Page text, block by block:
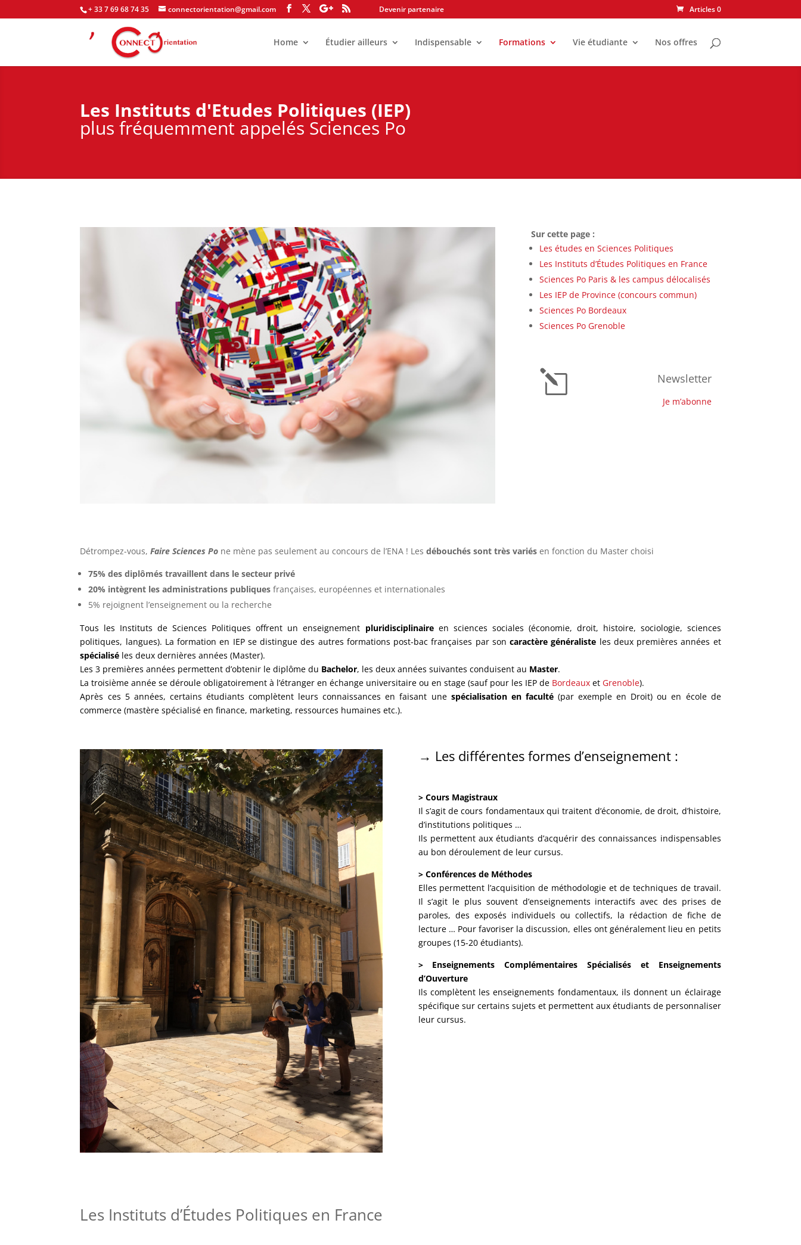
+ 33 7 69 68 74 35 connectorientation@gmail.com Devenir partenaire Articles 0
Home Étudier ailleurs Indispensable Formations Vie étudiante Nos offres
Les Instituts d'Etudes Politiques (IEP)
plus fréquemment appelés Sciences Po
Sur cette page :
Les études en Sciences Politiques
Les Instituts d’Études Politiques en France
Sciences Po Paris & les campus délocalisés
Les IEP de Province (concours commun)
Sciences Po Bordeaux
Sciences Po Grenoble
l Newsletter
Je m’abonne
Détrompez-vous,Faire Sciences Po ne mène pas seulement au concours de l’ENA ! Lesdébouchés sont très variés en fonction du Master choisi
75% des diplômés travaillent dans le secteur privé
20% intègrent les administrations publiques françaises, européennes et internationales
5% rejoignent l’enseignement ou la recherche
Tous les Instituts de Sciences Politiques offrent un enseignement pluridisciplinaireen sciences sociales (économie, droit, histoire, sociologie, sciences
politiques, langues). La formation en IEP se distingue des autres formations post-bac françaises par soncaractère généraliste les deux premières années et
spécialisé les deux dernières années (Master).
Les 3 premières années permettent d’obtenir le diplôme du Bachelor, les deux années suivantes conduisent au Master.
La troisième année se déroule obligatoirement à l’étranger en échange universitaire ou en stage (sauf pour les IEP de Bordeaux et Grenoble).
Après ces 5 années, certains étudiants complètent leurs connaissances en faisant une spécialisation en faculté (par exemple en Droit) ou en école de
commerce (mastère spécialisé en finance, marketing, ressources humaines etc.).
→ Les différentes formes d’enseignement :
> Cours Magistraux
Il s’agit de cours fondamentaux qui traitent d’économie, de droit, d’histoire,
d’institutions politiques …
Ils permettent aux étudiants d’acquérir des connaissances indispensables
au bon déroulement de leur cursus.
> Conférences de Méthodes
Elles permettent l’acquisition de méthodologie et de techniques de travail.
Il s’agit le plus souvent d’enseignements interactifs avec des prises de
paroles, des exposés individuels ou collectifs, la rédaction de fiche de
lecture … Pour favoriser la discussion, elles ont généralement lieu en petits
groupes (15-20 étudiants).
> Enseignements Complémentaires Spécialisés et Enseignements
d’Ouverture
Ils complètent les enseignements fondamentaux, ils donnent un éclairage
spécifique sur certains sujets et permettent aux étudiants de personnaliser
leur cursus.
Les Instituts d’Études Politiques en France